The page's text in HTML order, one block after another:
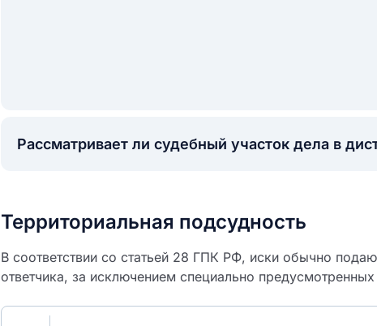
Рассматривает ли судебный участок дела в
Территориальная подсудность
В соответствии со статьей 28 ГПК РФ, иски обычно
ответчика, за исключением специально